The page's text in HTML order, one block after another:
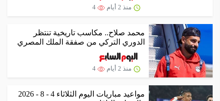
منذ 2 أيام
محمد صلاح.. مكاسب تاريخية تنتظر
الدوري التركي من صفقة الملك المصري
منذ 2 أيام
مواعيد مباريات اليوم الثلاثاء 4 - 8 - 2026